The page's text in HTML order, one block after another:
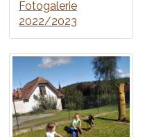
Fotogalerie
2022/2023